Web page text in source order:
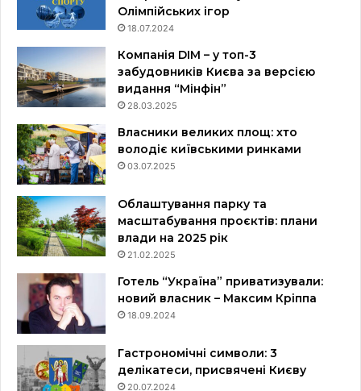
Олімпійських ігор
18.07.2024
Компанія DIM – у топ-3
забудовників Києва за версією
видання “Мінфін”
28.03.2025
Власники великих площ: хто
володіє київськими ринками
03.07.2025
Облаштування парку та
масштабування проєктів: плани
влади на 2025 рік
21.02.2025
Готель “Україна” приватизували:
новий власник – Максим Кріппа
18.09.2024
Гастрономічні символи: 3
делікатеси, присвячені Києву
20.07.2024